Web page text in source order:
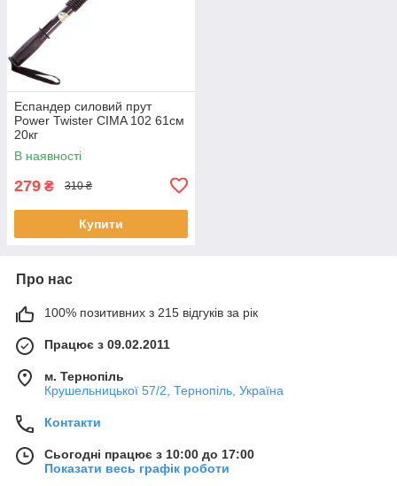
Еспандер силовий прут
Power Twister CIMA 102 61см
20кг
В наявності
279 ₴ 310 ₴
Купити
Про нас
100% позитивних з 215 відгуків за рік
Працює з 09.02.2011
м. Тернопіль
Крушельницької 57/2, Тернопіль, Україна
Контакти
Сьогодні працює з 10:00 до 17:00
Показати весь графік роботи